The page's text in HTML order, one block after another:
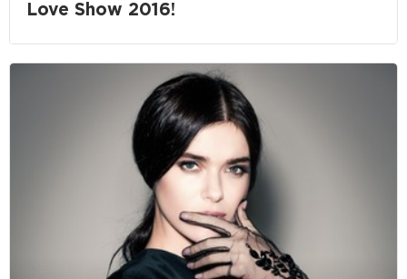
Love Show 2016!